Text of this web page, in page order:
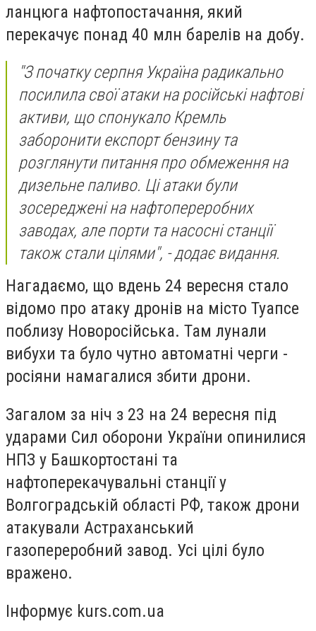
ланцюга нафтопостачання, який
перекачує понад 40 млн барелів на добу.
"З початку серпня Україна радикально
посилила свої атаки на російські нафтові
активи, що спонукало Кремль
заборонити експорт бензину та
розглянути питання про обмеження на
дизельне паливо. Ці атаки були
зосереджені на нафтопереробних
заводах, але порти та насосні станції
також стали цілями", - додає видання.
Нагадаємо, що вдень 24 вересня стало
відомо про атаку дронів на місто Туапсе
поблизу Новоросійська. Там лунали
вибухи та було чутно автоматні черги -
росіяни намагалися збити дрони.
Загалом за ніч з 23 на 24 вересня під
ударами Сил оборони України опинилися
НПЗ у Башкортостані та
нафтоперекачувальні станції у
Волгоградській області РФ, також дрони
атакували Астраханський
газопереробний завод. Усі цілі було
вражено.
Інформує kurs.com.ua